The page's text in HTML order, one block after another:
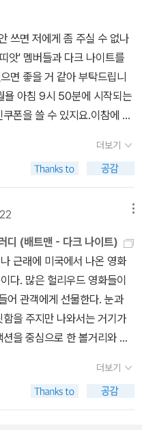
았는데, 재미있어요. 선
고, 읽고 선물한 책들도 있어
선물~
암튼, 영화 보고 나서 어느 학
만 살기 때문에 영화처럼 한
몸에 기생이 가능하려면 귀
어야 가능할 거라고, 그러니
휴우... 다행이네..;;;; ★★★☆
갑작스럽게 생긴 오전 회의 때
한정거장 뒤에 있는 김포cgv
야 워낙 연기 잘하는 배우이고
했는데, 영화는 많이 심심하
쉽다. 김별에서 송하윤으로
머리(유령의 쪼린 감자)가
들의 추억 마르께스의 이
화다. 이 영화를 무척 힘들게
저녁에 방학식 하고서 시간이
리였다. 보다가 엄청 졸았다.
지 나는 이해할 수가 없
보인다는 건지 당최 인정하
못하고 꽂혀만 있는 백년의
질거리는 '콜레라 시대의 사
쓰면 저에게 좀 주실 수 없나
앗' 멤버들과 다크 나이트를
면 좋을 거 같아 부탁드립니
아침 9시 50분에 시작되는
폰을 쓸 수 있지요.이참에 못
더보기
디 (배트맨 - 다크 나이트)
근래에 미국에서 나온 영화
다. 많은 헐리우드 영화들이
어 관객에게 선물한다. 눈과
을 주지만 나와서는 거기가
을 중심으로 한 볼거리와 테
인간의 본원적인 문제들 가
제를 남기는 작품들도 있다.
만아니라 메시지로서도 좋은
더보기